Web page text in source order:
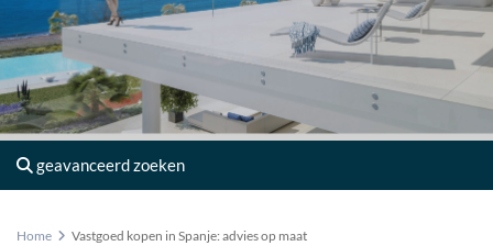
geavanceerd zoeken
Home Vastgoed kopen in Spanje: advies op maat